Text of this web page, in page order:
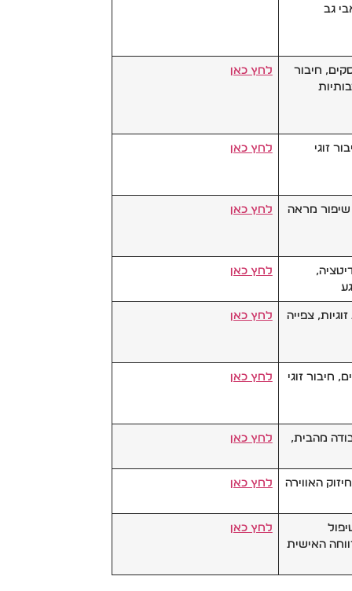
גב
חיבור
לחץ כאן
זוגי
לחץ כאן
שיפור מראה
לחץ כאן
לחץ כאן
צפייה
לחץ כאן
חיבור זוגי
לחץ כאן
מהבית,
לחץ כאן
האווירה
לחץ כאן
האישית
לחץ כאן